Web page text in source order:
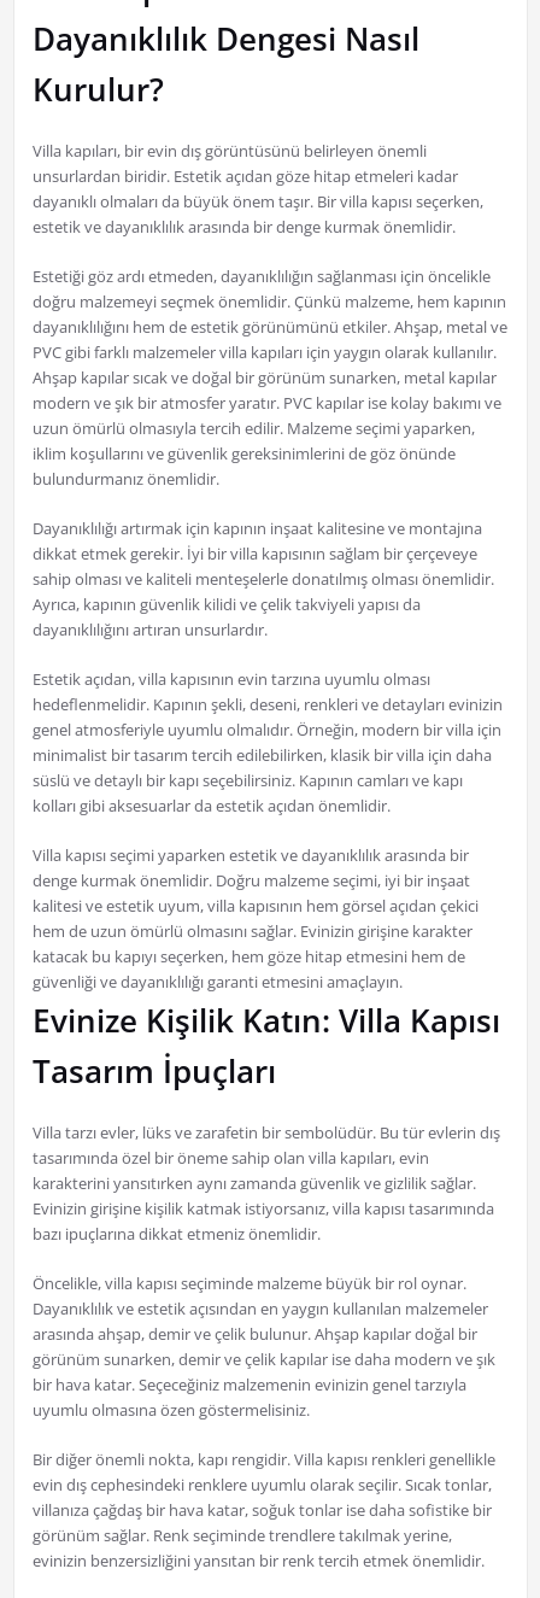
Dayanıklılık Dengesi Nasıl
Kurulur?
Villa kapıları, bir evin dış görüntüsünü belirleyen önemli
unsurlardan biridir. Estetik açıdan göze hitap etmeleri kadar
dayanıklı olmaları da büyük önem taşır. Bir villa kapısı seçerken,
estetik ve dayanıklılık arasında bir denge kurmak önemlidir.
Estetiği göz ardı etmeden, dayanıklılığın sağlanması için öncelikle
doğru malzemeyi seçmek önemlidir. Çünkü malzeme, hem kapının
dayanıklılığını hem de estetik görünümünü etkiler. Ahşap, metal ve
PVC gibi farklı malzemeler villa kapıları için yaygın olarak kullanılır.
Ahşap kapılar sıcak ve doğal bir görünüm sunarken, metal kapılar
modern ve şık bir atmosfer yaratır. PVC kapılar ise kolay bakımı ve
uzun ömürlü olmasıyla tercih edilir. Malzeme seçimi yaparken,
iklim koşullarını ve güvenlik gereksinimlerini de göz önünde
bulundurmanız önemlidir.
Dayanıklılığı artırmak için kapının inşaat kalitesine ve montajına
dikkat etmek gerekir. İyi bir villa kapısının sağlam bir çerçeveye
sahip olması ve kaliteli menteşelerle donatılmış olması önemlidir.
Ayrıca, kapının güvenlik kilidi ve çelik takviyeli yapısı da
dayanıklılığını artıran unsurlardır.
Estetik açıdan, villa kapısının evin tarzına uyumlu olması
hedeflenmelidir. Kapının şekli, deseni, renkleri ve detayları evinizin
genel atmosferiyle uyumlu olmalıdır. Örneğin, modern bir villa için
minimalist bir tasarım tercih edilebilirken, klasik bir villa için daha
süslü ve detaylı bir kapı seçebilirsiniz. Kapının camları ve kapı
kolları gibi aksesuarlar da estetik açıdan önemlidir.
Villa kapısı seçimi yaparken estetik ve dayanıklılık arasında bir
denge kurmak önemlidir. Doğru malzeme seçimi, iyi bir inşaat
kalitesi ve estetik uyum, villa kapısının hem görsel açıdan çekici
hem de uzun ömürlü olmasını sağlar. Evinizin girişine karakter
katacak bu kapıyı seçerken, hem göze hitap etmesini hem de
güvenliği ve dayanıklılığı garanti etmesini amaçlayın.
Evinize Kişilik Katın: Villa Kapısı
Tasarım İpuçları
Villa tarzı evler, lüks ve zarafetin bir sembolüdür. Bu tür evlerin dış
tasarımında özel bir öneme sahip olan villa kapıları, evin
karakterini yansıtırken aynı zamanda güvenlik ve gizlilik sağlar.
Evinizin girişine kişilik katmak istiyorsanız, villa kapısı tasarımında
bazı ipuçlarına dikkat etmeniz önemlidir.
Öncelikle, villa kapısı seçiminde malzeme büyük bir rol oynar.
Dayanıklılık ve estetik açısından en yaygın kullanılan malzemeler
arasında ahşap, demir ve çelik bulunur. Ahşap kapılar doğal bir
görünüm sunarken, demir ve çelik kapılar ise daha modern ve şık
bir hava katar. Seçeceğiniz malzemenin evinizin genel tarzıyla
uyumlu olmasına özen göstermelisiniz.
Bir diğer önemli nokta, kapı rengidir. Villa kapısı renkleri genellikle
evin dış cephesindeki renklere uyumlu olarak seçilir. Sıcak tonlar,
villanıza çağdaş bir hava katar, soğuk tonlar ise daha sofistike bir
görünüm sağlar. Renk seçiminde trendlere takılmak yerine,
evinizin benzersizliğini yansıtan bir renk tercih etmek önemlidir.